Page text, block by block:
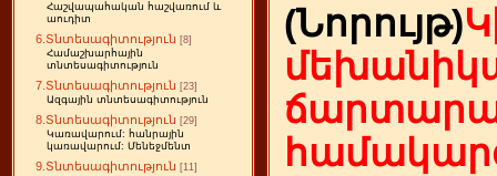
Հաշվապահական հաշվառում և
աուդիտ
6.Տնտեսագիտություն [8]
Համաշխարհային
տնտեսագիտություն
7.Տնտեսագիտություն [23]
Ազգային տնտեսագիտություն
8.Տնտեսագիտություն [29]
Կառավարում: հանրային
կառավարում: Մենեջմենտ
9.Տնտեսագիտություն [11]
(Նորույթ)